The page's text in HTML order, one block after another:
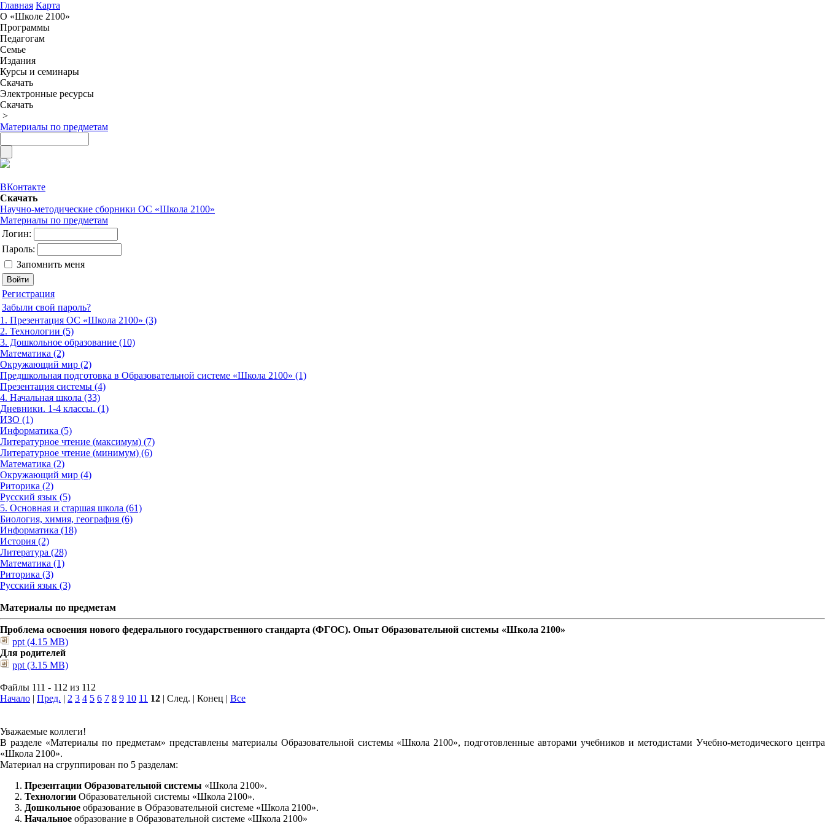
Главная Карта
О «Школе 2100»
Программы
Педагогам
Семье
Издания
Курсы и семинары
Скачать
Электронные ресурсы
Скачать
>
Материалы по предметам
ВКонтакте
Скачать
Научно-методические сборники ОС «Школа 2100»
Материалы по предметам
Логин:
Пароль:
Запомнить меня
Регистрация
Забыли свой пароль?
1. Презентация ОС «Школа 2100» (3)
2. Технологии (5)
3. Дошкольное образование (10)
Математика (2)
Окружающий мир (2)
Предшкольная подготовка в Образовательной системе «Школа 2100» (1)
Презентация системы (4)
4. Начальная школа (33)
Дневники. 1-4 классы. (1)
ИЗО (1)
Информатика (5)
Литературное чтение (максимум) (7)
Литературное чтение (минимум) (6)
Математика (2)
Окружающий мир (4)
Риторика (2)
Русский язык (5)
5. Основная и старшая школа (61)
Биология, химия, география (6)
Информатика (18)
История (2)
Литература (28)
Математика (1)
Риторика (3)
Русский язык (3)
Материалы по предметам
Проблема освоения нового федерального государственного стандарта (ФГОС). Опыт Образовательной системы «Школа 2100»
ppt (4.15 MB)
Для родителей
ppt (3.15 MB)
Файлы 111 - 112 из 112
Начало | Пред. | 2 3 4 5 6 7 8 9 10 11 12 | След. | Конец | Все
Уважаемые коллеги!
В разделе «Материалы по предметам» представлены материалы Образовательной системы «Школа 2100», подготовленные авторами учебников и методистами Учебно-методического центра
«Школа 2100».
Материал на сгруппирован по 5 разделам:
Презентации Образовательной системы «Школа 2100».
Технологии Образовательной системы «Школа 2100».
Дошкольное образование в Образовательной системе «Школа 2100».
Начальное образование в Образовательной системе «Школа 2100»